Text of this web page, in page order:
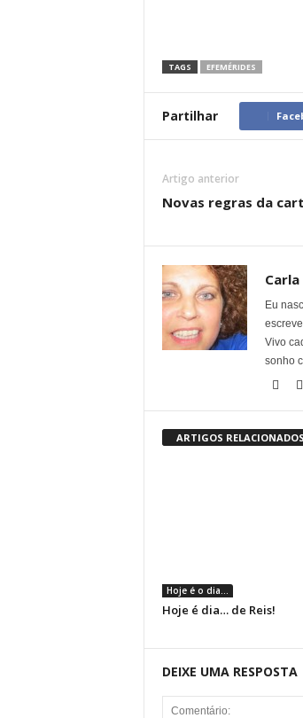
TAGS EFEMÉRIDES
Partilhar
Artigo anterior
Novas regras da
Eu
Vivo
sonho
ARTIGOS RELACIONADOS
Hoje é o dia...
Hoje é dia… de Reis!
DEIXE UMA RESPOSTA